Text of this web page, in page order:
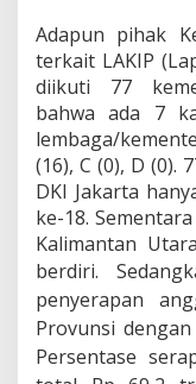
Adapun pihak
terkait LAKIP
diikuti 77
bahwa ada 7
lembaga/
(16), C (0), D (0).
DKI Jakarta
ke-18.
Kalimantan
berdiri.
penyerapan
Provunsi
Persentase